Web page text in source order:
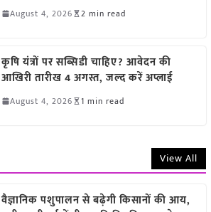
August 4, 2026 2 min read
कृषि यंत्रों पर सब्सिडी चाहिए? आवेदन की
आखिरी तारीख 4 अगस्त, जल्द करें अप्लाई
August 4, 2026 1 min read
View All
वैज्ञानिक पशुपालन से बढ़ेगी किसानों की आय,